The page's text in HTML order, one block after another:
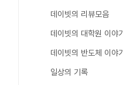
데이빗의 리뷰모음
데이빗의 대학원 이야기
데이빗의 반도체 이야기
일상의 기록